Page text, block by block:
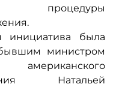
процедуры
инициатива была
министром
Натальей